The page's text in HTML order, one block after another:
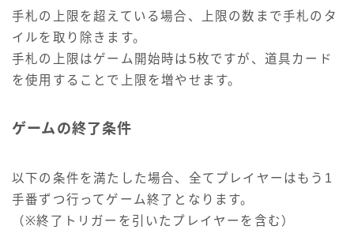
手札の上限を超えている場合、上限の数まで手札のタ
イルを取り除きます。
手札の上限はゲーム開始時は5枚ですが、道具カード
を使用することで上限を増やせます。
ゲームの終了条件
以下の条件を満たした場合、全てプレイヤーはもう1
手番ずつ行ってゲーム終了となります。
（※終了トリガーを引いたプレイヤーを含む）